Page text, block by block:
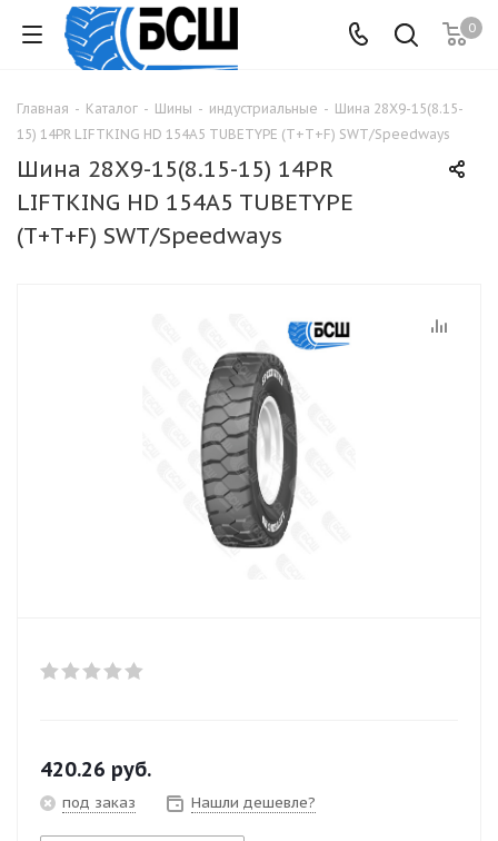
0
Главная - Каталог - Шины - индустриальные - Шина 28Х9-15(8.15-
15) 14PR LIFTKING HD 154A5 TUBETYPE (T+T+F) SWT/Speedways
Шина 28Х9-15(8.15-15) 14PR
LIFTKING HD 154A5 TUBETYPE
(T+T+F) SWT/Speedways
420.26 руб.
под заказ Нашли дешевле?